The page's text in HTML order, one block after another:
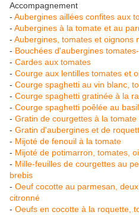
Accompagnement
- Aubergines aillées confites aux
- Aubergines à la tomate et au
- Aubergines, tomates et oignons
- Bouchées d'aubergines
- Cardes aux tomates
- Courge aux lentilles tomates et
- Courge spaghetti au vin blanc,
- Courge spaghetti gratinée à la
- Courge spaghetti poêlée au
- Gratin de courgettes à la tomate
- Gratin d'aubergines et de
- Mijoté de fenouil à la tomate
- Mijoté de potimarron, tomates,
- Mille-feuilles de courgettes au
brebis
- Oeuf cocotte au parmesan,
citronné
- Oeufs en cocotte à la roquette,